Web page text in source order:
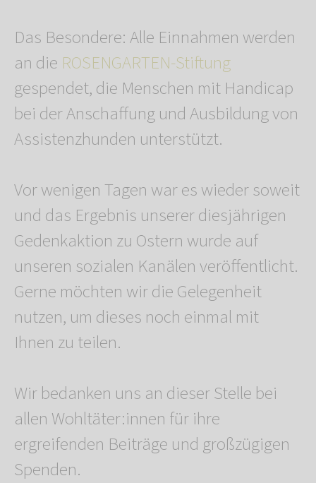
Das Besondere: Alle Einnahmen werden
an die ROSENGARTEN-Stiftung
gespendet, die Menschen mit Handicap
bei der Anschaffung und Ausbildung von
Assistenzhunden unterstützt.
Vor wenigen Tagen war es wieder soweit
und das Ergebnis unserer diesjährigen
Gedenkaktion zu Ostern wurde auf
unseren sozialen Kanälen veröffentlicht.
Gerne möchten wir die Gelegenheit
nutzen, um dieses noch einmal mit
Ihnen zu teilen.
Wir bedanken uns an dieser Stelle bei
allen Wohltäter:innen für ihre
ergreifenden Beiträge und großzügigen
Spenden.